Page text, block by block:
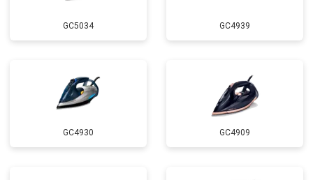
GC5034 GC4939
GC4930 GC4909